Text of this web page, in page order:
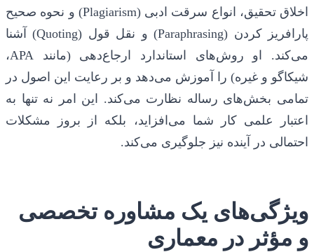
اخلاق تحقیق، انواع سرقت ادبی (Plagiarism) و نحوه صحیح
پارافریز کردن (Paraphrasing) و نقل قول (Quoting) آشنا
می‌کند. او روش‌های استاندارد ارجاع‌دهی (مانند APA،
شیکاگو و غیره) را آموزش می‌دهد و بر رعایت این اصول در
تمامی بخش‌های رساله نظارت می‌کند. این امر نه تنها به
اعتبار علمی کار شما می‌افزاید، بلکه از بروز مشکلات
احتمالی در آینده نیز جلوگیری می‌کند.
ویژگی‌های یک مشاوره تخصصی
و مؤثر در معماری